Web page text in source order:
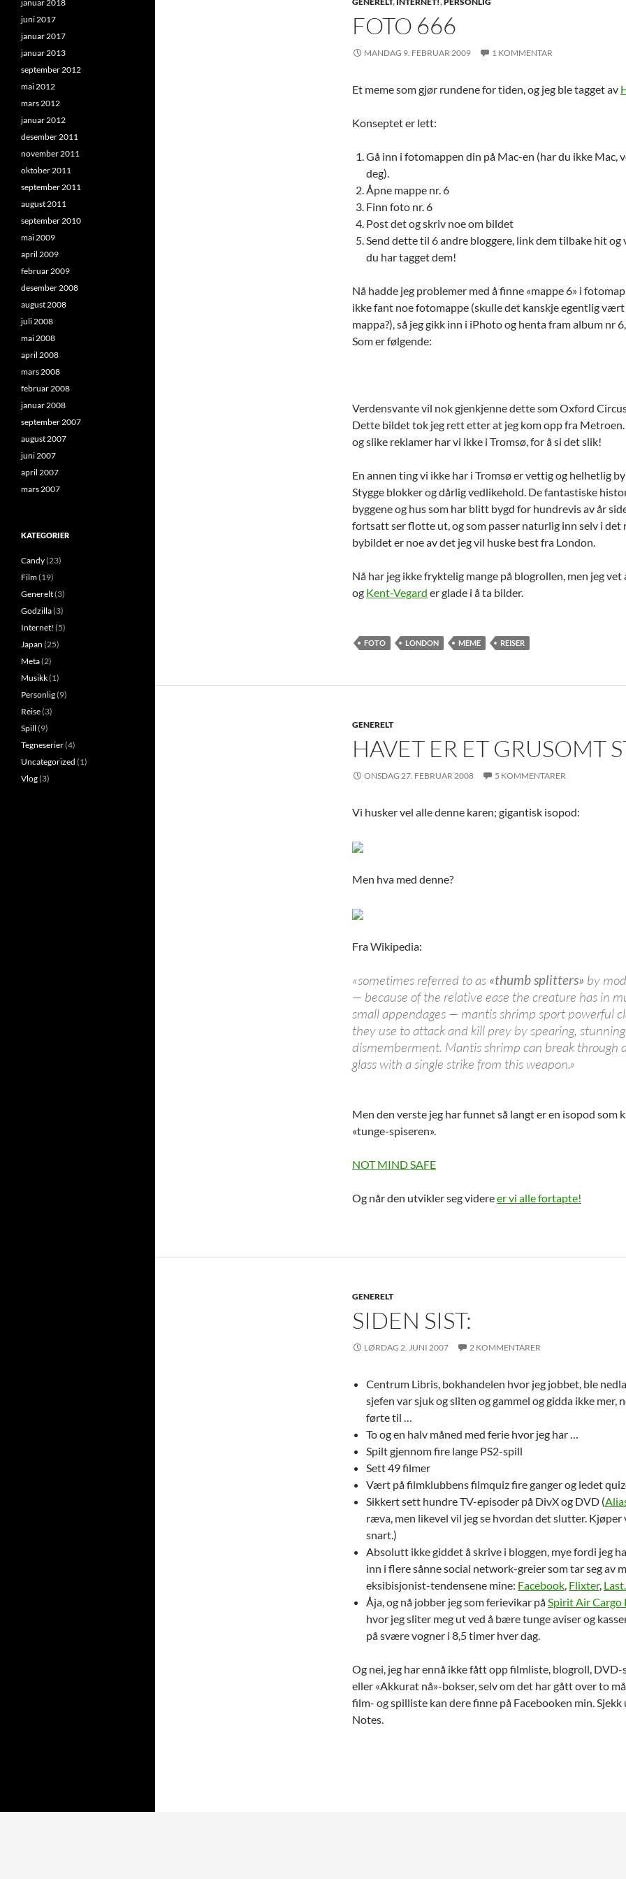
FOTO 666
MANDAG 9. FEBRUAR 2009 1 KOMMENTAR
Et meme som gjør rundene for tiden, og jeg ble tagget av
Konseptet er lett:
Gå inn i fotomappen din på Mac-en (har du ikke Mac,
deg).
Åpne mappe nr. 6
Finn foto nr. 6
Post det og skriv noe om bildet
Send dette til 6 andre bloggere, link dem tilbake hit og
du har tagget dem!
Nå hadde jeg problemer med å finne «mappe 6» i
ikke fant noe fotomappe (skulle det kanskje egentlig
mappa?), så jeg gikk inn i iPhoto og henta fram album nr
Som er følgende:
Verdensvante vil nok gjenkjenne dette som Oxford
Dette bildet tok jeg rett etter at jeg kom opp fra Metroen.
og slike reklamer har vi ikke i Tromsø, for å si det slik!
En annen ting vi ikke har i Tromsø er vettig og helhetlig
Stygge blokker og dårlig vedlikehold. De fantastiske
byggene og hus som har blitt bygd for hundrevis av år
fortsatt ser flotte ut, og som passer naturlig inn selv i det
bybildet er noe av det jeg vil huske best fra London.
Nå har jeg ikke fryktelig mange på blogrollen, men jeg
og Kent-Vegard er glade i å ta bilder.
FOTO LONDON MEME REISER
GENERELT
HAVET ER ET GRUSOMT
ONSDAG 27. FEBRUAR 2008 5 KOMMENTARER
Vi husker vel alle denne karen; gigantisk isopod:
Men hva med denne?
Fra Wikipedia:
«sometimes referred to as «thumb splitters» by
— because of the relative ease the creature has in
small appendages — mantis shrimp sport powerful
they use to attack and kill prey by spearing,
dismemberment. Mantis shrimp can break through
glass with a single strike from this weapon.»
Men den verste jeg har funnet så langt er en isopod som
«tunge-spiseren».
NOT MIND SAFE
Og når den utvikler seg videreer vi alle fortapte!
GENERELT
SIDEN SIST:
LØRDAG 2. JUNI 2007 2 KOMMENTARER
Centrum Libris, bokhandelen hvor jeg jobbet, ble
sjefen var sjuk og sliten og gammel og gidda ikke mer,
førte til …
To og en halv måned med ferie hvor jeg har …
Spilt gjennom fire lange PS2-spill
Sett 49 filmer
Vært på filmklubbens filmquiz fire ganger og ledet
Sikkert sett hundre TV-episoder på DivX og DVD (
ræva, men likevel vil jeg se hvordan det slutter. Kjøper
snart.)
Absolutt ikke giddet å skrive i bloggen, mye fordi jeg
inn i flere sånne social network-greier som tar seg av
eksibisjonist-tendensene mine: Facebook, Flixter,
Åja, og nå jobber jeg som ferievikar påSpirit Air Cargo
hvor jeg sliter meg ut ved å bære tunge aviser og
på svære vogner i 8,5 timer hver dag.
Og nei, jeg har ennå ikke fått opp filmliste, blogroll, DVD-
eller «Akkurat nå»-bokser, selv om det har gått over to
film- og spilliste kan dere finne på Facebooken min. Sjekk
Notes.
januar 2018
juni 2017
januar 2017
januar 2013
september 2012
mai 2012
mars 2012
januar 2012
desember 2011
november 2011
oktober 2011
september 2011
august 2011
september 2010
mai 2009
april 2009
februar 2009
desember 2008
august 2008
juli 2008
mai 2008
april 2008
mars 2008
februar 2008
januar 2008
september 2007
august 2007
juni 2007
april 2007
mars 2007
KATEGORIER
Candy(23)
Film(19)
Generelt(3)
Godzilla(3)
Internet! (5)
Japan (25)
Meta(2)
Musikk(1)
Personlig(9)
Reise(3)
Spill (9)
Tegneserier(4)
Uncategorized (1)
Vlog(3)